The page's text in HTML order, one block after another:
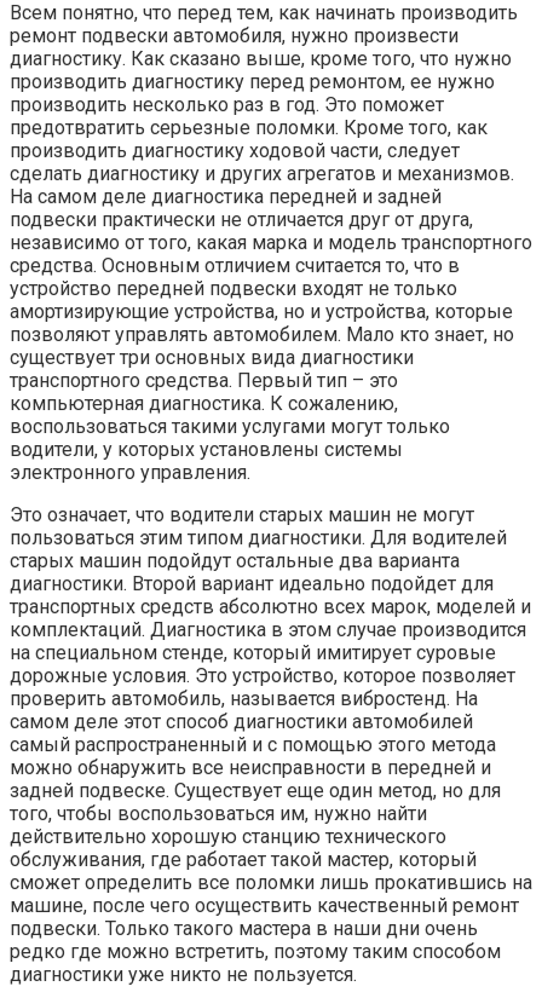
Всем понятно, что перед тем, как начинать производить
ремонт подвески автомобиля, нужно произвести
диагностику. Как сказано выше, кроме того, что нужно
производить диагностику перед ремонтом, ее нужно
производить несколько раз в год. Это поможет
предотвратить серьезные поломки. Кроме того, как
производить диагностику ходовой части, следует
сделать диагностику и других агрегатов и механизмов.
На самом деле диагностика передней и задней
подвески практически не отличается друг от друга,
независимо от того, какая марка и модель транспортного
средства. Основным отличием считается то, что в
устройство передней подвески входят не только
амортизирующие устройства, но и устройства, которые
позволяют управлять автомобилем. Мало кто знает, но
существует три основных вида диагностики
транспортного средства. Первый тип – это
компьютерная диагностика. К сожалению,
воспользоваться такими услугами могут только
водители, у которых установлены системы
электронного управления.
Это означает, что водители старых машин не могут
пользоваться этим типом диагностики. Для водителей
старых машин подойдут остальные два варианта
диагностики. Второй вариант идеально подойдет для
транспортных средств абсолютно всех марок, моделей и
комплектаций. Диагностика в этом случае производится
на специальном стенде, который имитирует суровые
дорожные условия. Это устройство, которое позволяет
проверить автомобиль, называется вибростенд. На
самом деле этот способ диагностики автомобилей
самый распространенный и с помощью этого метода
можно обнаружить все неисправности в передней и
задней подвеске. Существует еще один метод, но для
того, чтобы воспользоваться им, нужно найти
действительно хорошую станцию технического
обслуживания, где работает такой мастер, который
сможет определить все поломки лишь прокатившись на
машине, после чего осуществить качественный ремонт
подвески. Только такого мастера в наши дни очень
редко где можно встретить, поэтому таким способом
диагностики уже никто не пользуется.